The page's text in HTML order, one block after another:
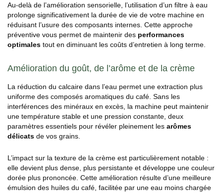
Au-delà de l’amélioration sensorielle, l’utilisation d’un filtre à eau
prolonge significativement la durée de vie de votre machine en
réduisant l’usure des composants internes. Cette approche
préventive vous permet de maintenir des performances
optimales tout en diminuant les coûts d’entretien à long terme.
Amélioration du goût, de l’arôme et de la crème
La réduction du calcaire dans l’eau permet une extraction plus
uniforme des composés aromatiques du café. Sans les
interférences des minéraux en excès, la machine peut maintenir
une température stable et une pression constante, deux
paramètres essentiels pour révéler pleinement les arômes
délicats de vos grains.
L’impact sur la texture de la crème est particulièrement notable :
elle devient plus dense, plus persistante et développe une couleur
dorée plus prononcée. Cette amélioration résulte d’une meilleure
émulsion des huiles du café, facilitée par une eau moins chargée